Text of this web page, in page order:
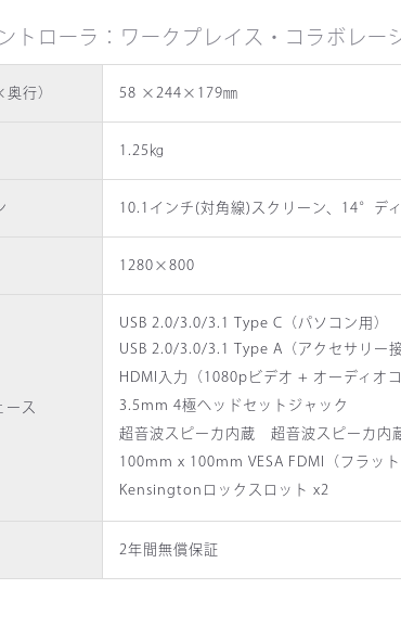
トローラ：ワークプレイス・コラボレー
行） 58 ×244×179㎜
1.25㎏
10.1インチ(対角線)スクリーン、14°デ
1280×800
ース
USB 2.0/3.0/3.1 Type C（パソコン用）
USB 2.0/3.0/3.1 Type A（アクセサリー接
HDMI入力（1080pビデオ + オーディオ
3.5mm 4極ヘッドセットジャック
超音波スピーカ内蔵 超音波スピーカ内
100mm x 100mm VESA FDMI（フラッ
Kensingtonロックスロット x2
2年間無償保証